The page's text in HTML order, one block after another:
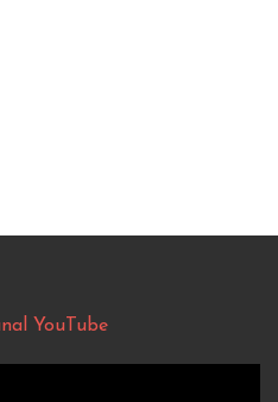
YouTube